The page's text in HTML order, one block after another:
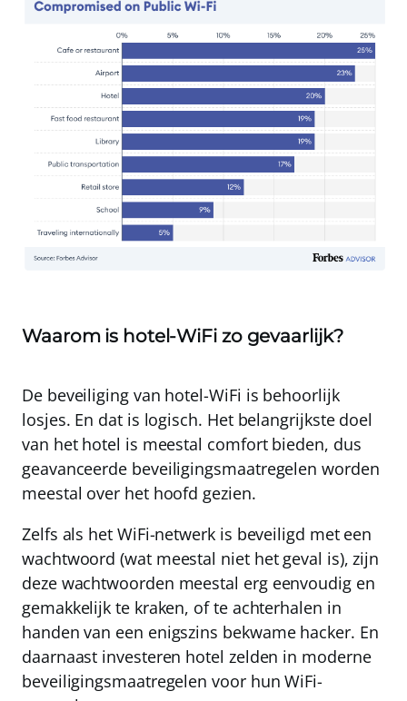
Waarom is hotel-WiFi zo gevaarlijk?
De beveiliging van hotel-WiFi is behoorlijk
losjes. En dat is logisch. Het belangrijkste doel
van het hotel is meestal comfort bieden, dus
geavanceerde beveiligingsmaatregelen worden
meestal over het hoofd gezien.
Zelfs als het WiFi-netwerk is beveiligd met een
wachtwoord (wat meestal niet het geval is), zijn
deze wachtwoorden meestal erg eenvoudig en
gemakkelijk te kraken, of te achterhalen in
handen van een enigszins bekwame hacker. En
daarnaast investeren hotel zelden in moderne
beveiligingsmaatregelen voor hun WiFi-